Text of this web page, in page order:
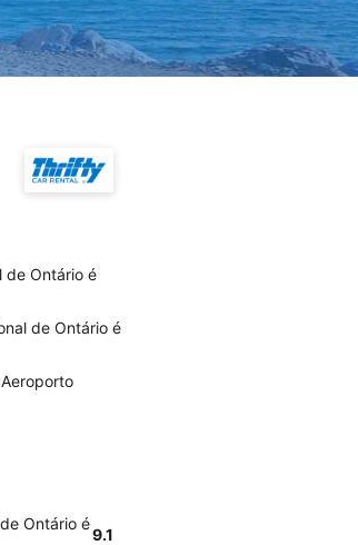
de Ontário é
de Ontário é
Ontário é
9.1